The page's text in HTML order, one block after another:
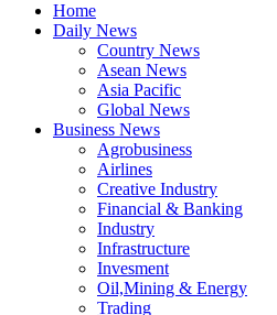
Home
Daily News
Country News
Asean News
Asia Pacific
Global News
Business News
Agrobusiness
Airlines
Creative Industry
Financial & Banking
Industry
Infrastructure
Invesment
Oil,Mining & Energy
Trading